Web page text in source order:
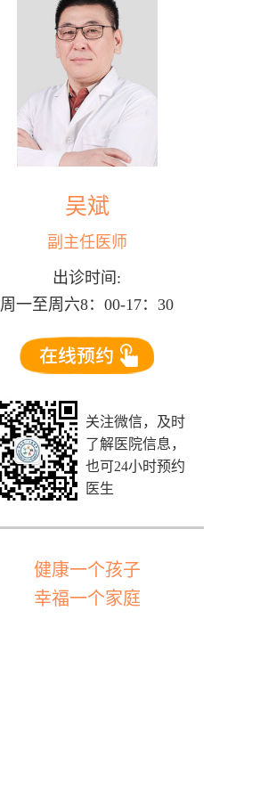
吴斌
副主任医师
出诊时间:
周一至周六8：00-17：30
关注微信，及时
了解医院信息，
也可24小时预约
医生
健康一个孩子
幸福一个家庭